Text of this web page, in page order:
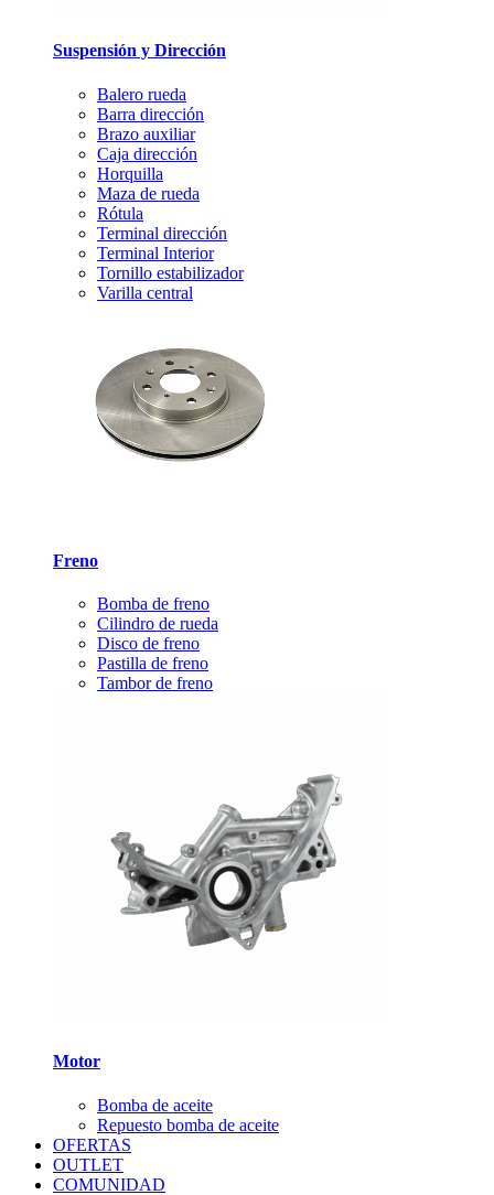
Suspensión y Dirección
Balero rueda
Barra dirección
Brazo auxiliar
Caja dirección
Horquilla
Maza de rueda
Rótula
Terminal dirección
Terminal Interior
Tornillo estabilizador
Varilla central
Freno
Bomba de freno
Cilindro de rueda
Disco de freno
Pastilla de freno
Tambor de freno
Motor
Bomba de aceite
Repuesto bomba de aceite
OFERTAS
OUTLET
COMUNIDAD